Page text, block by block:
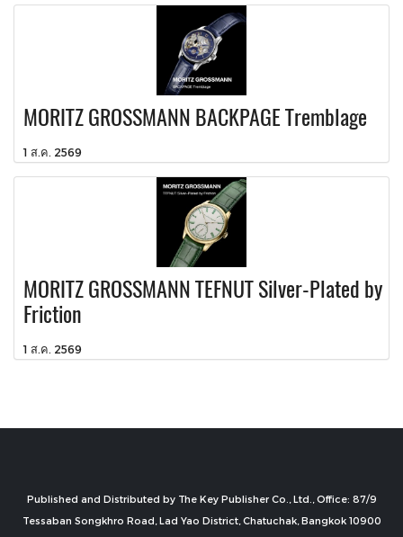
MORITZ GROSSMANN BACKPAGE Tremblage
1 ส.ค. 2569
MORITZ GROSSMANN TEFNUT Silver-Plated by
Friction
1 ส.ค. 2569
Published and Distributed by The Key Publisher Co., Ltd., Office: 87/9
Tessaban Songkhro Road, Lad Yao District, Chatuchak, Bangkok 10900